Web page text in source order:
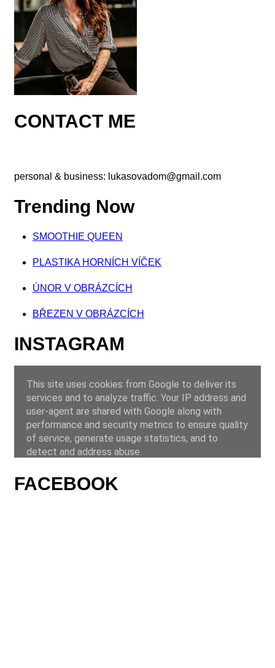
CONTACT ME
personal & business: lukasovadom@gmail.com
Trending Now
SMOOTHIE QUEEN
PLASTIKA HORNÍCH VÍČEK
ÚNOR V OBRÁZCÍCH
BŘEZEN V OBRÁZCÍCH
INSTAGRAM
FACEBOOK